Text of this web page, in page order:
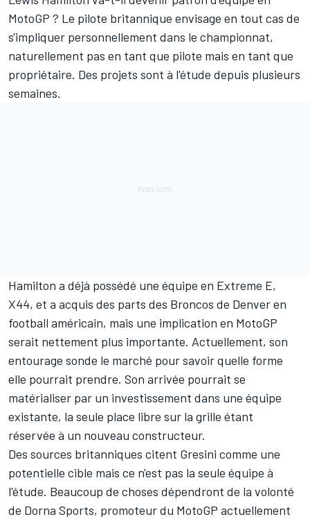
MotoGP ? Le pilote britannique envisage en tout cas de
s'impliquer personnellement dans le championnat,
naturellement pas en tant que pilote mais en tant que
propriétaire. Des projets sont à l'étude depuis plusieurs
semaines.
Hamilton a déjà possédé une équipe en Extreme E,
X44, et a acquis des parts des Broncos de Denver en
football américain, mais une implication en MotoGP
serait nettement plus importante. Actuellement, son
entourage sonde le marché pour savoir quelle forme
elle pourrait prendre. Son arrivée pourrait se
matérialiser par un investissement dans une équipe
existante, la seule place libre sur la grille étant
réservée à un nouveau constructeur.
Des sources britanniques citent Gresini comme une
potentielle cible mais ce n'est pas la seule équipe à
l'étude. Beaucoup de choses dépendront de la volonté
de Dorna Sports, promoteur du MotoGP actuellement